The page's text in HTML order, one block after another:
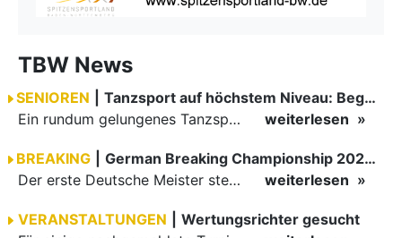
TBW News
SENIOREN
Tanzsport auf höchstem Niveau: Begeisterung bei den Turnieren in…
Ein rundum gelungenes Tanzsport-Wochenende liegt hinter den Paaren und Organisatoren in Enzklösterle. Am 1. und 2. August 2026 verwandelte sich die Festhalle wieder in einen lebendigen Mittelpunkt des…
weiterlesen
BREAKING
German Breaking Championship 2026 in Hannover
Der erste Deutsche Meister steht fest B-Boy Roman siegt bei den Juniors
weiterlesen
VERANSTALTUNGEN
Wertungsrichter gesucht